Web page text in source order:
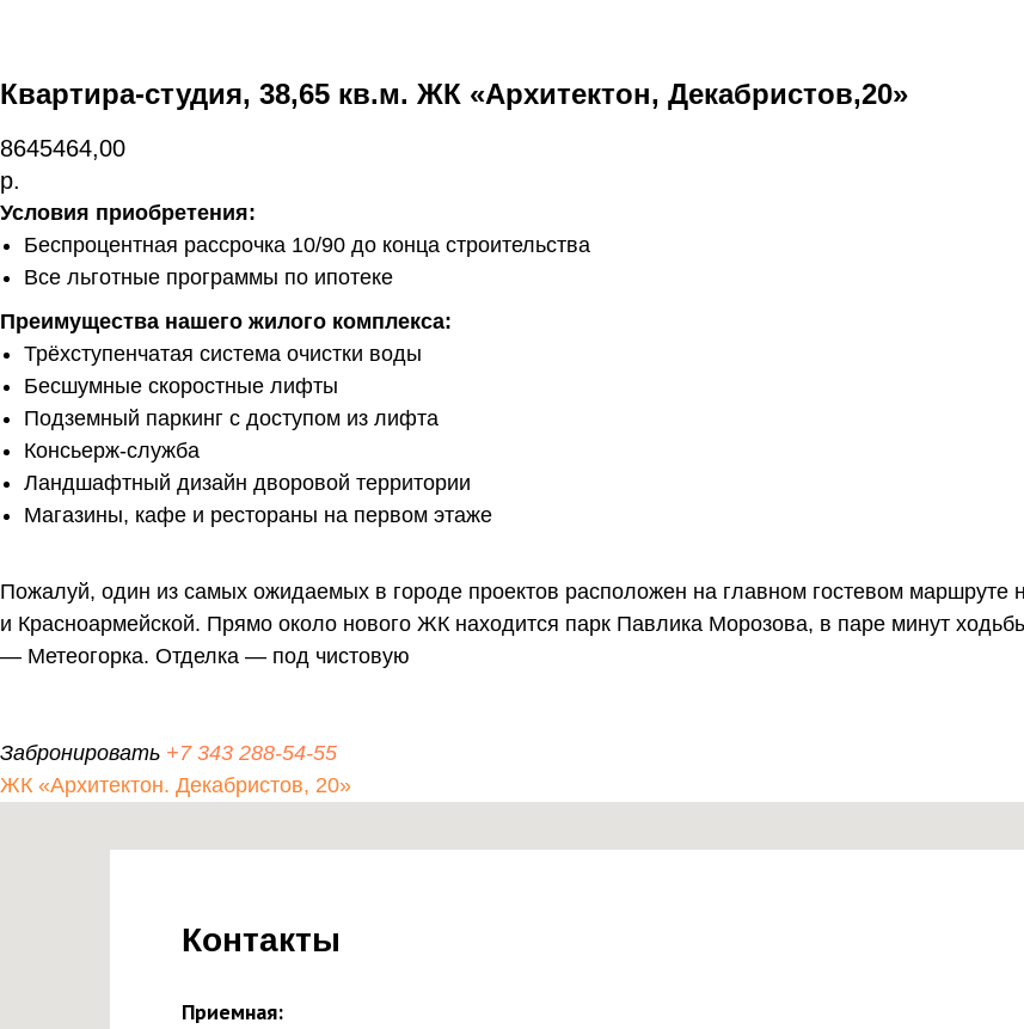
Квартира-студия, 38,65 кв.м. ЖК «Архитектон, Декабристов,20»
8645464,00
р.
Условия приобретения:
Беспроцентная рассрочка 10/90 до конца строительства
Все льготные программы по ипотеке
Преимущества нашего жилого комплекса:
Трёхступенчатая система очистки воды
Бесшумные скоростные лифты
Подземный паркинг с доступом из лифта
Консьерж-служба
Ландшафтный дизайн дворовой территории
Магазины, кафе и рестораны на первом этаже
Пожалуй, один из самых ожидаемых в городе проектов расположен на главном гостевом маршруте
и Красноармейской. Прямо около нового ЖК находится парк Павлика Морозова, в паре минут
— Метеогорка. Отделка — под чистовую
Забронировать +7 343 288-54-55
ЖК «Архитектон. Декабристов, 20»
Контакты
Приемная: